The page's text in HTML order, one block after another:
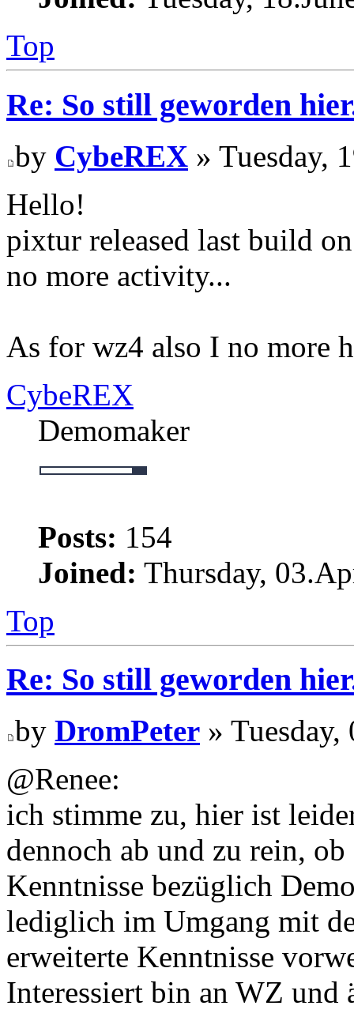
Top
Re: So still geworden
by CybeREX » Tuesday,
Hello!
pixtur released last build
no more activity...
As for wz4 also I no more
CybeREX
Demomaker
Posts: 154
Joined: Thursday,
Top
Re: So still geworden
by DromPeter »
@Renee:
ich stimme zu, hier ist
dennoch ab und zu rein,
Kenntnisse bezüglich
lediglich im Umgang mit
erweiterte Kenntnisse
Interessiert bin an WZ und